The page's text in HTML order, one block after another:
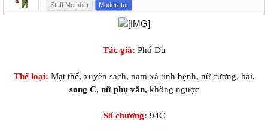
Staff Member
Moderator
Tác giả: Phó Du
Thể loại: Mạt thế, xuyên sách, nam xà tinh bệnh, nữ cường, hài,
song C, nữ phụ văn, ngược
Số chương: 94C